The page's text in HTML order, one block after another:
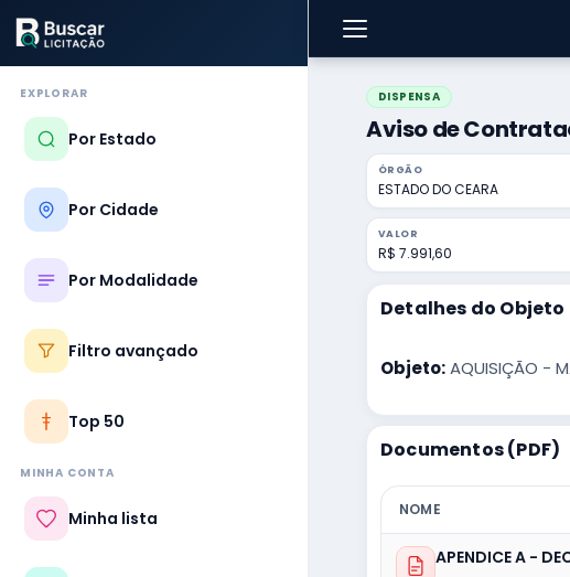
EXPLORAR
Por Estado
Por Cidade
Por Modalidade
Filtro avançado
Top 50
MINHA CONTA
Minha lista
DISPENSA
Aviso de
ÓRGÃO
ESTADO DO CEARA
VALOR
R$ 7.991,60
Detalhes do Objeto
Objeto:AQUISIÇÃO -
Documentos (PDF)
NOME
APENDICE A -